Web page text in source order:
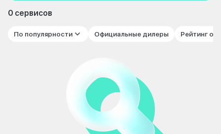
0 сервисов
По популярности Официальные дилеры Рейтинг